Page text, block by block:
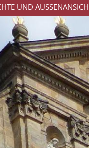
UND AUSSENANSICHT